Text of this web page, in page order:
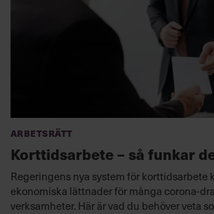
Arbetsrätt
Korttidsarbete – så funkar
Regeringens nya system för korttidsarbete
ekonomiska lättnader för många corona-
verksamheter. Här är vad du behöver veta